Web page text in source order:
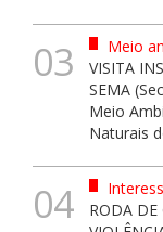
03
Meio
VISITA
SEMA
Meio
Naturais
04
RODA DE